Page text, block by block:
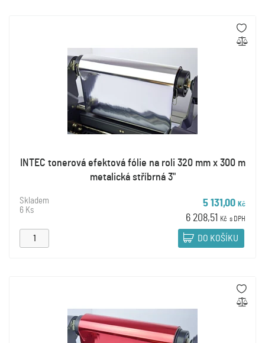
INTEC tonerová efektová fólie na roli 320 mm x 300 m
metalická stříbrná 3"
Skladem
6 Ks
5 131,00 Kč
6 208,51 Kč s DPH
DO KOŠÍKU